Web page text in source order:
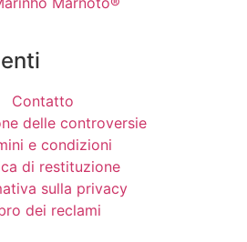
Contatto
delle controversie
e condizioni
di restituzione
sulla privacy
dei reclami